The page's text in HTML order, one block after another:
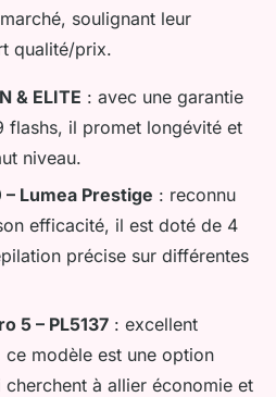
soulignant leur
qualité/prix.
& ELITE : avec une garantie
flashs, il promet longévité et
niveau.
Lumea Prestige : reconnu
efficacité, il est doté de 4
précise sur différentes
5 – PL5137 : excellent
modèle est une option
à allier économie et